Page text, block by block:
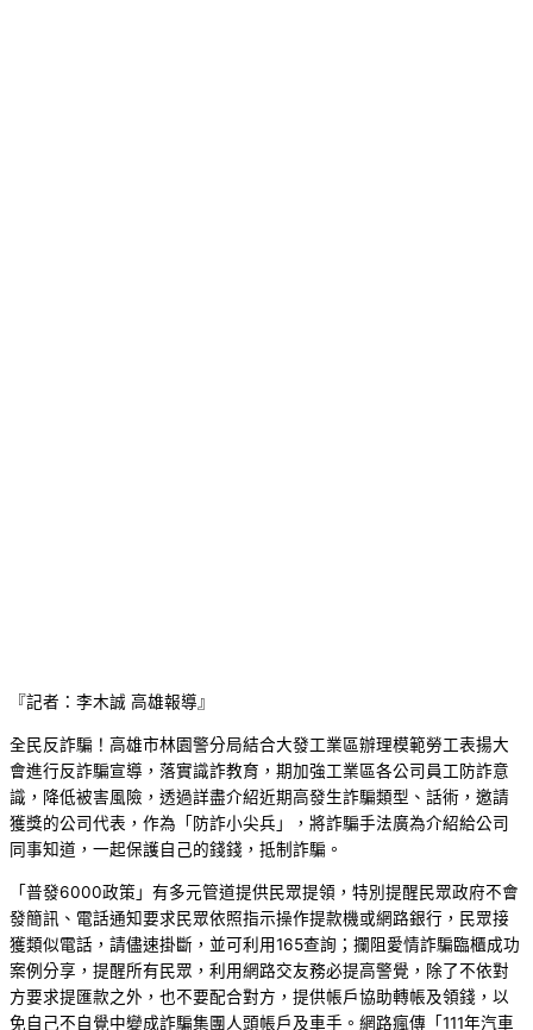
『記者：李木誠 高雄報導』
全民反詐騙！高雄市林園警分局結合大發工業區辦理模範勞工表揚大
會進行反詐騙宣導，落實識詐教育，期加強工業區各公司員工防詐意
識，降低被害風險，透過詳盡介紹近期高發生詐騙類型、話術，邀請
獲獎的公司代表，作為「防詐小尖兵」，將詐騙手法廣為介紹給公司
同事知道，一起保護自己的錢錢，抵制詐騙。
「普發6000政策」有多元管道提供民眾提領，特別提醒民眾政府不會
發簡訊、電話通知要求民眾依照指示操作提款機或網路銀行，民眾接
獲類似電話，請儘速掛斷，並可利用165查詢；攔阻愛情詐騙臨櫃成功
案例分享，提醒所有民眾，利用網路交友務必提高警覺，除了不依對
方要求提匯款之外，也不要配合對方，提供帳戶協助轉帳及領錢，以
免自己不自覺中變成詐騙集團人頭帳戶及車手。網路瘋傳「111年汽車